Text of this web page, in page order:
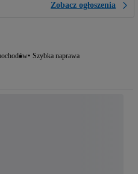
Zobacz ogłoszenia
Szybka naprawa